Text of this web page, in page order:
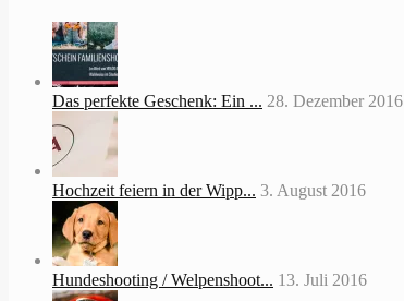
Das perfekte Geschenk: Ein ... 28. Dezember 2016
Hochzeit feiern in der Wipp... 3. August 2016
Hundeshooting / Welpenshoot... 13. Juli 2016